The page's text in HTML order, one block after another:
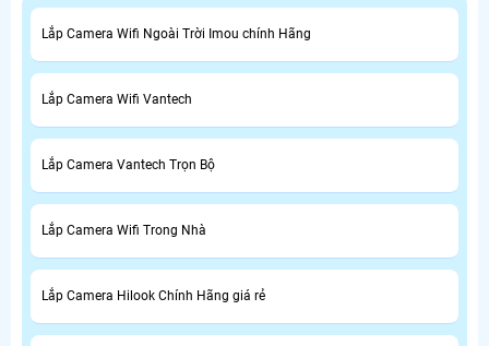
Lắp Camera Wifi Ngoài Trời Imou chính Hãng
Lắp Camera Wifi Vantech
Lắp Camera Vantech Trọn Bộ
Lắp Camera Wifi Trong Nhà
Lắp Camera Hilook Chính Hãng giá rẻ